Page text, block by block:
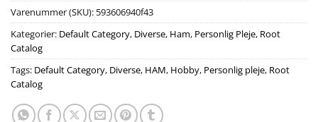
Varenummer (SKU): 593606940f43
Kategorier: Default Category, Diverse, Ham, Personlig Pleje, Root
Catalog
Tags: Default Category, Diverse, HAM, Hobby, Personlig pleje, Root
Catalog